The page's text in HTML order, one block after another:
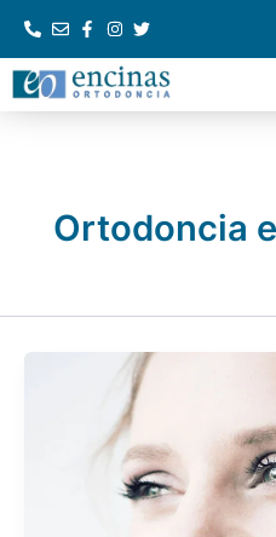
contenido
Ortodoncia